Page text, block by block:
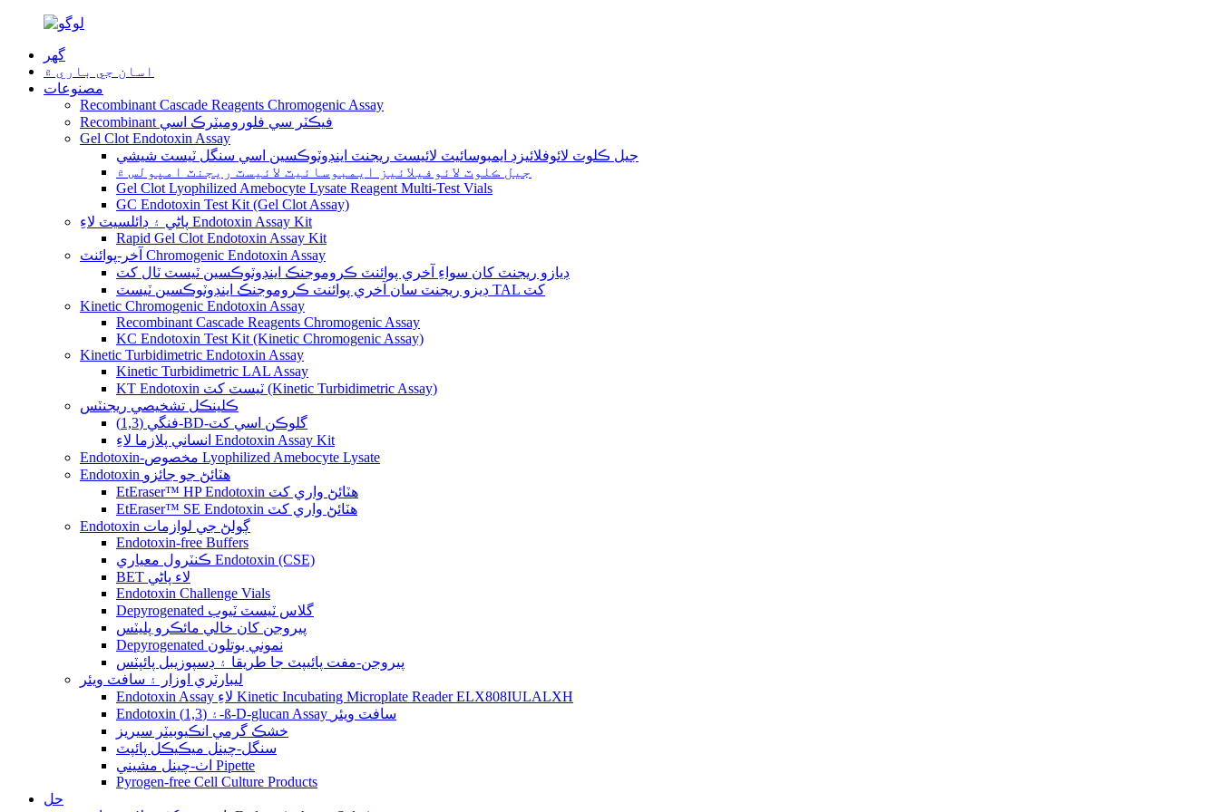
گهر
اسان جي باري ۾
مصنوعات
Recombinant Cascade Reagents Chromogenic Assay
Recombinant فيڪٽر سي فلوروميٽرڪ اسي
Gel Clot Endotoxin Assay
جيل ڪلوٽ لائوفلائيزڊ ايمبوسائيٽ لائيسٽ ريجنٽ اينڊوٽوڪسين اسي سنگل ٽيسٽ شيشي
جيل ڪلوٽ لائوفيلائيز ايمبوسائيٽ لائيسٽ ريجنٽ امپولس ۾
Gel Clot Lyophilized Amebocyte Lysate Reagent Multi-Test Vials
GC Endotoxin Test Kit (Gel Clot Assay)
پاڻي ۽ ڊائلسيٽ لاءِ Endotoxin Assay Kit
Rapid Gel Clot Endotoxin Assay Kit
آخر-پوائنٽ Chromogenic Endotoxin Assay
ڊيازو ريجنٽ کان سواءِ آخري پوائنٽ ڪروموجنڪ اينڊوٽوڪسين ٽيسٽ ٽال کٽ
ڊيزو ريجنٽ سان آخري پوائنٽ ڪروموجنڪ اينڊوٽوڪسين ٽيسٽ TAL کٽ
Kinetic Chromogenic Endotoxin Assay
Recombinant Cascade Reagents Chromogenic Assay
KC Endotoxin Test Kit (Kinetic Chromogenic Assay)
Kinetic Turbidimetric Endotoxin Assay
Kinetic Turbidimetric LAL Assay
KT Endotoxin ٽيسٽ کٽ (Kinetic Turbidimetric Assay)
ڪلينڪل تشخيصي ريجنٽس
فنگي (1,3)-BD-گلوڪن اسي کٽ
انساني پلازما لاءِ Endotoxin Assay Kit
Endotoxin-مخصوص Lyophilized Amebocyte Lysate
Endotoxin هٽائڻ جو جائزو
EtEraser™ HP Endotoxin هٽائڻ واري کٽ
EtEraser™ SE Endotoxin هٽائڻ واري کٽ
Endotoxin ڳولڻ جي لوازمات
Endotoxin-free Buffers
ڪنٽرول معياري Endotoxin (CSE)
BET لاء پاڻي
Endotoxin Challenge Vials
Depyrogenated گلاس ٽيسٽ ٽيوب
پيروجن کان خالي مائڪرو پليٽس
Depyrogenated نموني بوتلون
پيروجن-مفت پائيپٽ جا طريقا ۽ ڊسپوزيبل پائپٽس
ليبارٽري اوزار ۽ سافٽ ويئر
Endotoxin Assay لاءِ Kinetic Incubating Microplate Reader ELX808IULALXH
Endotoxin ۽ (1,3)-ß-D-glucan Assay سافٽ ويئر
خشڪ گرمي انڪيوبيٽر سيريز
سنگل-چينل ميڪيڪل پائپٽ
اٺ-چينل مشيني Pipette
Pyrogen-free Cell Culture Products
حل